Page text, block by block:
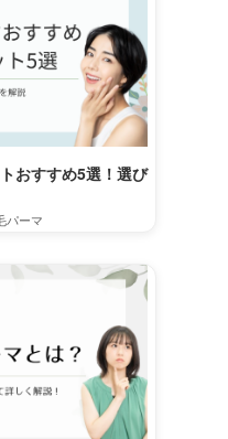
おすすめ5選！選び
パーマ